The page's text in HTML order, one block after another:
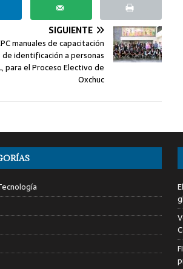
SIGUIENTE
manuales de capacitación
de identificación a personas
para el Proceso Electivo de
Oxchuc